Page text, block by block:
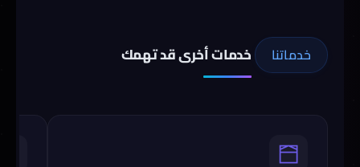
خدماتنا خدمات أخرى قد تهمك